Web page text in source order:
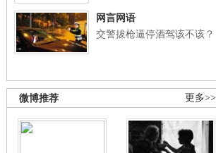
网言网语
交警拔枪逼停酒驾该不该？
更多>>
微博推荐